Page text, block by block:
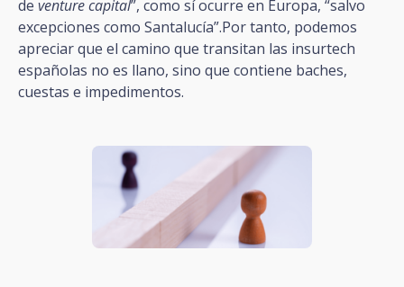
de venture capital”, como sí ocurre en Europa, “salvo
excepciones como Santalucía”.Por tanto, podemos
apreciar que el camino que transitan las insurtech
españolas no es llano, sino que contiene baches,
cuestas e impedimentos.